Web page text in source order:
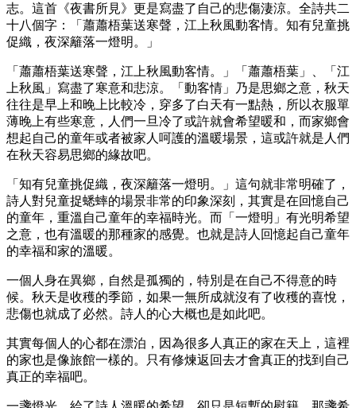
志。這首《夜書所見》更是寫盡了自己的悲傷淒涼。全詩共二
十八個字：「蕭蕭梧葉送寒聲，江上秋風動客情。知有兒童挑
促織，夜深籬落一燈明。」
「蕭蕭梧葉送寒聲，江上秋風動客情。」「蕭蕭梧葉」、「江
上秋風」寫盡了寒意和悲涼。「動客情」乃是思鄉之意，秋天
往往是早上和晚上比較冷，穿多了白天有一點熱，所以衣服單
薄晚上有些寒意，人們一旦冷了或許就會希望暖和，而家鄉會
想起自己的童年或者被家人呵護的溫暖場景，這或許就是人們
在秋天容易思鄉的緣故吧。
「知有兒童挑促織，夜深籬落一燈明。」這句就非常明確了，
詩人對兒童捉蟋蟀的場景非常的印象深刻，其實是在回憶自己
的童年，重溫自己童年的幸福時光。而「一燈明」有光明希望
之意，也有溫暖的那種家的感覺。也就是詩人回憶起自己童年
的幸福和家的溫暖。
一個人身在異鄉，自然是孤獨的，特別是在自己不得意的時
候。秋天是收穫的季節，如果一無所成就沒有了收穫的喜悅，
悲傷也就成了必然。詩人的心大概也是如此吧。
其實每個人的心都在漂泊，因為很多人真正的家在天上，這裡
的家也是像旅館一樣的。只有修煉返回去才會真正的找到自己
真正的幸福吧。